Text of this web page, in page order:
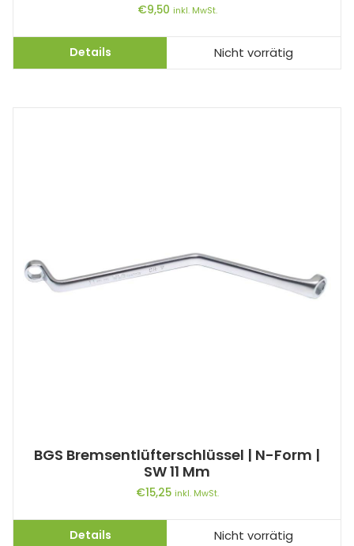
€9,50 inkl. MwSt.
Details Nicht vorrätig
BGS Bremsentlüfterschlüssel | N-Form |
SW 11 Mm
€15,25 inkl. MwSt.
Details Nicht vorrätig